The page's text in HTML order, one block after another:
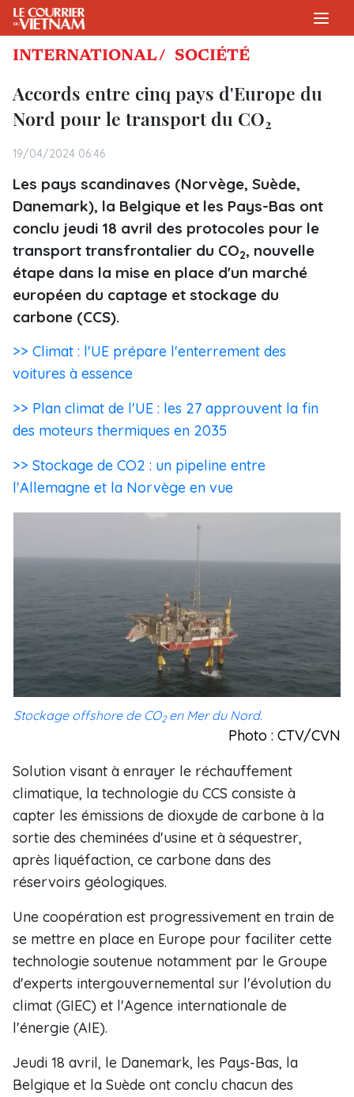
INTERNATIONAL / SOCIÉTÉ
Accords entre cinq pays d'Europe du
Nord pour le transport du CO2
19/04/2024 06:46
Les pays scandinaves (Norvège, Suède,
Danemark), la Belgique et les Pays-Bas ont
conclu jeudi 18 avril des protocoles pour le
transport transfrontalier du CO2, nouvelle
étape dans la mise en place d'un marché
européen du captage et stockage du
carbone (CCS).
>> Climat : l'UE prépare l'enterrement des
voitures à essence
>> Plan climat de l'UE : les 27 approuvent la fin
des moteurs thermiques en 2035
>> Stockage de CO2 : un pipeline entre
l'Allemagne et la Norvège en vue
Stockage offshore de CO2 en Mer du Nord.
Photo : CTV/CVN
Solution visant à enrayer le réchauffement
climatique, la technologie du CCS consiste à
capter les émissions de dioxyde de carbone à la
sortie des cheminées d'usine et à séquestrer,
après liquéfaction, ce carbone dans des
réservoirs géologiques.
Une coopération est progressivement en train de
se mettre en place en Europe pour faciliter cette
technologie soutenue notamment par le Groupe
d'experts intergouvernemental sur l'évolution du
climat (GIEC) et l'Agence internationale de
l'énergie (AIE).
Jeudi 18 avril, le Danemark, les Pays-Bas, la
Belgique et la Suède ont conclu chacun des